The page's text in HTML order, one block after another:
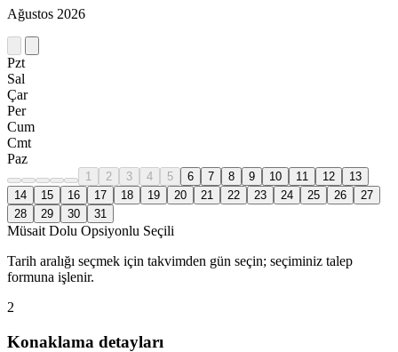
Ağustos 2026
Pzt
Sal
Çar
Per
Cum
Cmt
Paz
1 2 3 4 5 6 7 8 9 10 11 12
13
14
15 16 17 18 19 20 21 22 23 24 25 26
27
28
29 30 31
Müsait Dolu Opsiyonlu Seçili
Tarih aralığı seçmek için takvimden gün seçin; seçiminiz talep
formuna işlenir.
2
Konaklama detayları